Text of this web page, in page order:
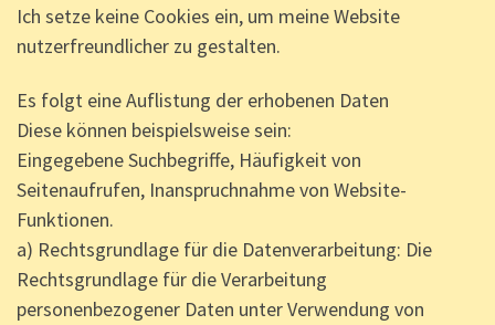
Ich setze keine Cookies ein, um meine Website
nutzerfreundlicher zu gestalten.
Es folgt eine Auflistung der erhobenen Daten
Diese können beispielsweise sein:
Eingegebene Suchbegriffe, Häufigkeit von
Seitenaufrufen, Inanspruchnahme von Website-
Funktionen.
a) Rechtsgrundlage für die Datenverarbeitung: Die
Rechtsgrundlage für die Verarbeitung
personenbezogener Daten unter Verwendung von